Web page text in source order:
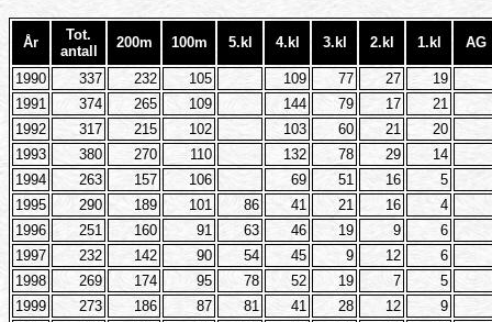
År
Tot.
antall
200m 100m 5.kl 4.kl 3.kl 2.kl 1.kl AG
1990 337 232 105 109 77 27
19
1991
374 265 109 144 79 17
21
1992
317 215 102 103 60 21
20
1993
380 270 110 132 78 29
14
1994
263 157 106 69 51 16
5
1995
290 189 101 86 41 21 16
4
1996
251 160 91 63 46 19 9
6
1997
232 142 90 54 45 9 12
6
1998
269 174 95 78 52 19 7
5
1999
273 186 87 81 41 28 12
9